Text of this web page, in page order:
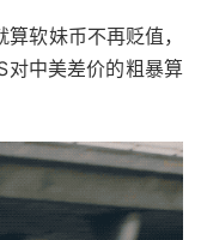
软妹币不再贬值，
中美差价的粗暴算